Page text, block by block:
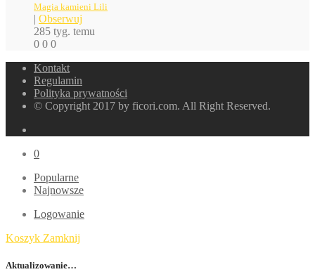
Magia kamieni Lili
| Obserwuj
285 tyg. temu
0 0 0
Kontakt
Regulamin
Polityka prywatności
© Copyright 2017 by ficori.com. All Right Reserved.
0
Popularne
Najnowsze
Logowanie
Koszyk Zamknij
Aktualizowanie…